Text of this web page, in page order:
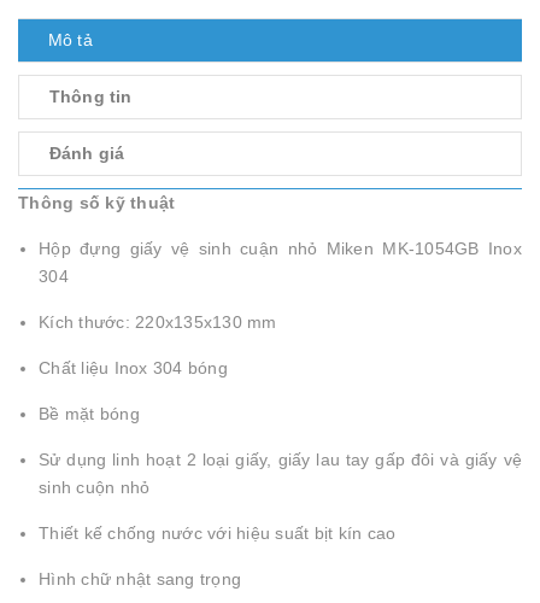
Mô tả
Thông tin
Đánh giá
Thông số kỹ thuật
Hộp đựng giấy vệ sinh cuận nhỏ Miken MK-1054GB Inox
304
Kích thước: 220x135x130 mm
Chất liệu Inox 304 bóng
Bề mặt bóng
Sử dụng linh hoạt 2 loại giấy, giấy lau tay gấp đôi và giấy vệ
sinh cuộn nhỏ
Thiết kế chống nước với hiệu suất bịt kín cao
Hình chữ nhật sang trọng